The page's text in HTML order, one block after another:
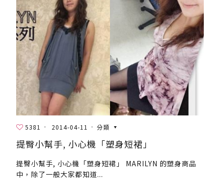
5381 2014-04-11 分類
提臀小幫手, 小心機「塑身短裙」
提臀小幫手, 小心機「塑身短裙」 MARILYN 的塑身商品
中，除了一般大家都知道...